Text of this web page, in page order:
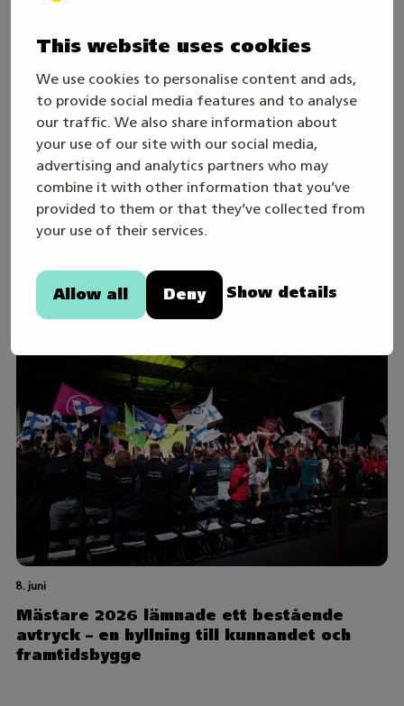
This website uses cookies
We use cookies to personalise content and ads,
to provide social media features and to analyse
our traffic. We also share information about
your use of our site with our social media,
advertising and analytics partners who may
combine it with other information that you’ve
provided to them or that they’ve collected from
your use of their services.
Allow all Deny Show details
30. juli
Skills Games 2027-året inleds – följ den
direktsända öppningssändningen
8. juni
Mästare 2026 lämnade ett bestående
avtryck – en hyllning till kunnandet och
framtidsbygge